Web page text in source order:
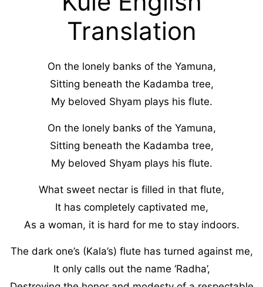
Translation
On the lonely banks of the Yamuna,
Sitting beneath the Kadamba tree,
My beloved Shyam plays his flute.
On the lonely banks of the Yamuna,
Sitting beneath the Kadamba tree,
My beloved Shyam plays his flute.
What sweet nectar is filled in that flute,
It has completely captivated me,
As a woman, it is hard for me to stay indoors.
The dark one’s (Kala’s) flute has turned against me,
It only calls out the name ‘Radha’,